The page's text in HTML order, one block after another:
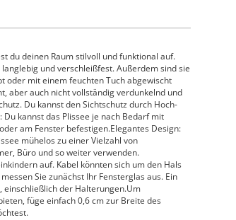
du deinen Raum stilvoll und funktional auf.
und verschleißfest. Außerdem sind sie
oder mit einem feuchten Tuch abgewischt
aber auch nicht vollständig verdunkelnd und
Du kannst den Sichtschutz durch Hoch-
kannst das Plissee je nach Bedarf mit
am Fenster befestigen.Elegantes Design:
mühelos zu einer Vielzahl von
Büro und so weiter verwenden.
auf. Kabel könnten sich um den Hals
Sie zunächst Ihr Fensterglas aus. Ein
einschließlich der Halterungen.Um
füge einfach 0,6 cm zur Breite des